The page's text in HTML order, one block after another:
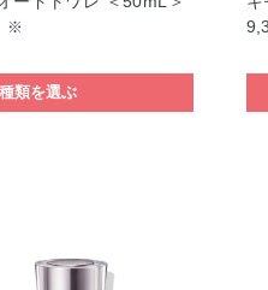
※
種類を選ぶ